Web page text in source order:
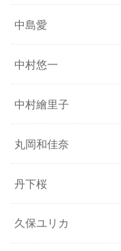
中島愛
中村悠一
中村繪里子
丸岡和佳奈
丹下桜
久保ユリカ